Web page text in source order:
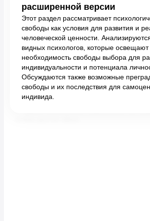
расширенной версии
Этот раздел рассматривает
свободы как условия для развития и
человеческой ценности.
видных психологов, которые освещают
необходимость свободы выбора для
индивидуальности и потенциала
Обсуждаются также возможные
свободы и их последствия для
индивида.